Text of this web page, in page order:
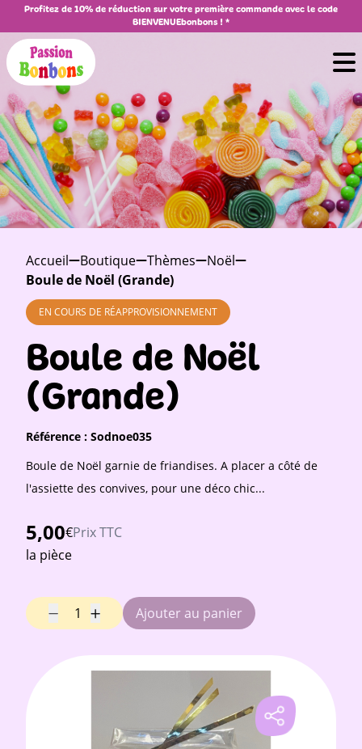
Profitez de 10% de réduction sur votre première commande avec le code
BIENVENUEbonbons ! *
Accueil Boutique Thèmes
Noël
Boule de Noël (Grande)
EN COURS DE RÉAPPROVISIONNEMENT
Boule de Noël
(Grande)
Référence : Sodnoe035
Boule de Noël garnie de friandises. A placer a côté de
l'assiette des convives, pour une déco chic...
5,00€Prix TTC
la pièce